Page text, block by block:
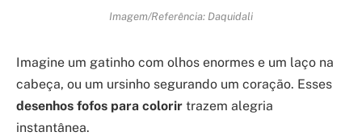
Imagem/Referência: Daquidali
Imagine um gatinho com olhos enormes e um laço na
cabeça, ou um ursinho segurando um coração. Esses
desenhos fofos para colorir trazem alegria
instantânea.